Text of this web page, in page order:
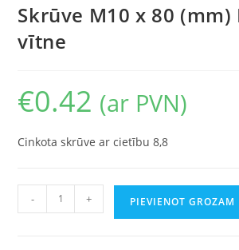
Skrūve M10 x 80
vītne
€0.42 (ar PVN)
Cinkota skrūve ar cietību 8,8
- + PIEVIENOT GROZAM